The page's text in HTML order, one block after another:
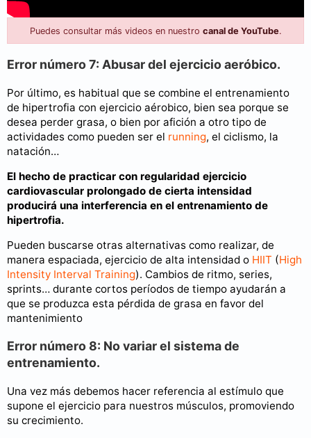
Puedes consultar más videos en nuestro canal de YouTube.
Error número 7: Abusar del ejercicio aeróbico.
Por último, es habitual que se combine el entrenamiento
de hipertrofia con ejercicio aérobico, bien sea porque se
desea perder grasa, o bien por afición a otro tipo de
actividades como pueden ser el running, el ciclismo, la
natación…
El hecho de practicar con regularidad ejercicio
cardiovascular prolongado de cierta intensidad
producirá una interferencia en el entrenamiento de
hipertrofia.
Pueden buscarse otras alternativas como realizar, de
manera espaciada, ejercicio de alta intensidad o HIIT (High
Intensity Interval Training). Cambios de ritmo, series,
sprints… durante cortos períodos de tiempo ayudarán a
que se produzca esta pérdida de grasa en favor del
mantenimiento
Error número 8: No variar el sistema de
entrenamiento.
Una vez más debemos hacer referencia al estímulo que
supone el ejercicio para nuestros músculos, promoviendo
su crecimiento.